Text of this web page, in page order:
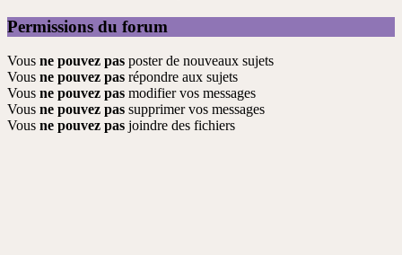
Permissions du forum
Vous ne pouvez pas poster de nouveaux sujets
Vous ne pouvez pas répondre aux sujets
Vous ne pouvez pas modifier vos messages
Vous ne pouvez pas supprimer vos messages
Vous ne pouvez pas joindre des fichiers